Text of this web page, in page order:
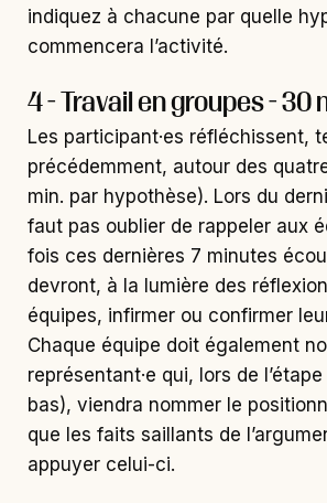
indiquez à chacune par quelle
commencera l’activité.
4 - Travail en groupes - 30
Les participant·es réfléchissent,
précédemment, autour des
min. par hypothèse). Lors du
faut pas oublier de rappeler aux
fois ces dernières 7 minutes
devront, à la lumière des
équipes, infirmer ou confirmer
Chaque équipe doit également
représentant·e qui, lors de
bas), viendra nommer le
que les faits saillants de
appuyer celui-ci.